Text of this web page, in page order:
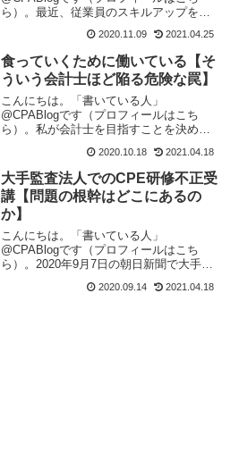
ら）。最近、従業員のスキルアップを期
が、皆さんは副業することを考えたこと
がありますか？私はリーマンショック後
に各監査法人で吹き荒れたリス...
2020.11.09 2021.04.25
食っていくために働いている【そ
ういう会計士ほど陥る危険な罠】
こんにちは。「書いている人」
@CPABlogです（プロフィールはこち
ら）。私が会計士を目指すことを決めた
りたくさん稼げるということが会計士を
目指した最大の理由だったのですが、以
来定年までこの仕事を続けら...
2020.10.18 2021.04.18
大手監査法人でのCPE研修不正受
講【問題の根幹はどこにあるの
か】
こんにちは。「書いている人」
@CPABlogです（プロフィールはこち
ら）。2020年9月7日の朝日新聞で大手監
わる記事が掲載されました。「あずさ監
2020.09.14 2021.04.18